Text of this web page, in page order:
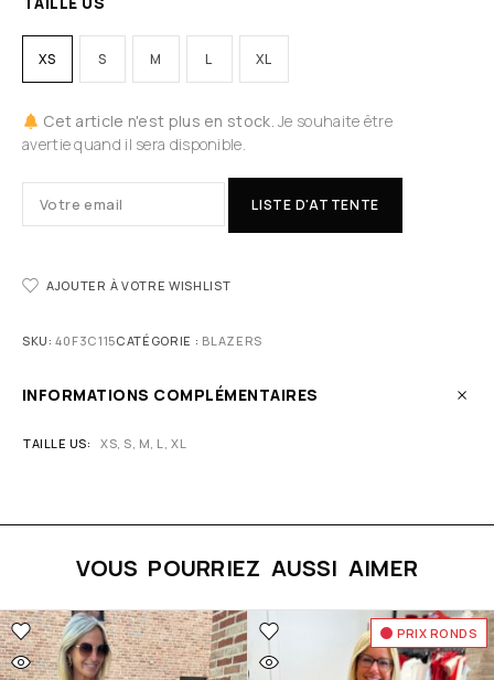
XS S M L XL
Cet article n'est plus en stock. Je souhaite être
avertie quand il sera disponible.
LISTE D'ATTENTE
AJOUTER À VOTRE WISHLIST
SKU:40F3C115CATÉGORIE : BLAZERS
INFORMATIONS COMPLÉMENTAIRES
TAILLE US XS, S, M, L, XL
VOUS POURRIEZ AUSSI AIMER
PRIX RONDS